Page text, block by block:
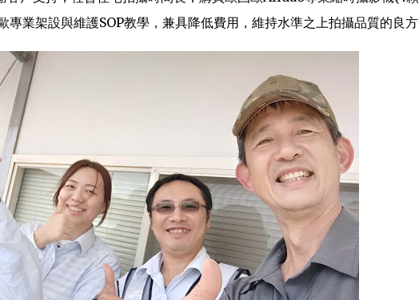
專業架設與維護SOP教學，兼具降低費用，維持水準之上拍攝品質的良方